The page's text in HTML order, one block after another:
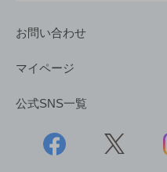
お問い合わせ
マイページ
公式SNS一覧